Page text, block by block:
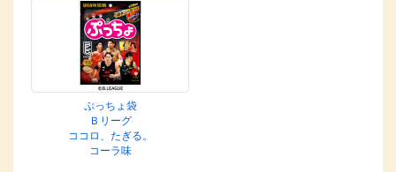
ぷっちょ袋
Ｂリーグ
ココロ、たぎる。
コーラ味